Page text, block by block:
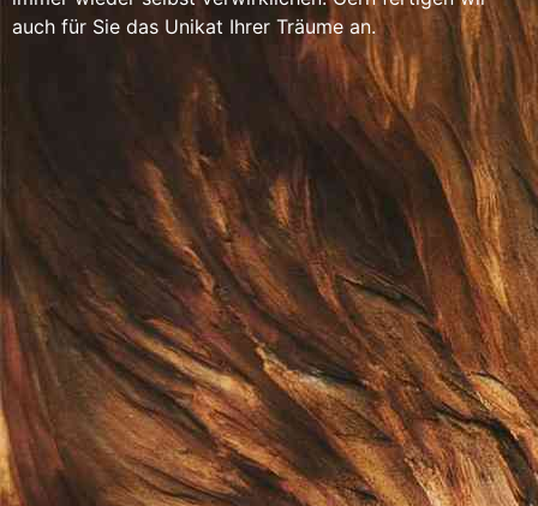
auch für Sie das Unikat Ihrer Träume an.